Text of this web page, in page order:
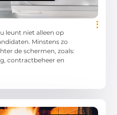
leunt niet alleen op
Minstens zo
de schermen, zoals:
contractbeheer en